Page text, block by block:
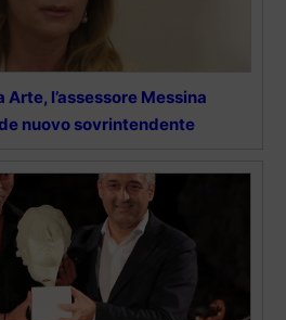
l’assessore Messina
nuovo sovrintendente